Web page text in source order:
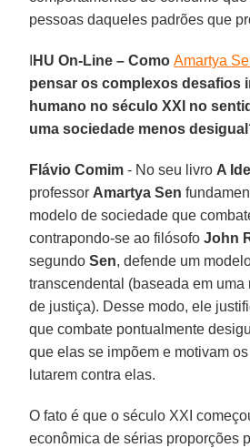
pessoas daqueles padrões que
HU On-Line – ComoAmartya
pensar os complexos desafios
humano no século XXI no
uma sociedade menos
Flávio Comim - No seu livro A
professor Amartya Sen
modelo de sociedade que
contrapondo-se ao filósofoJohn
segundoSen, defende um
transcendental (baseada em
de justiça). Desse modo, ele
que combate pontualmente
que elas se impõem e motivam
lutarem contra elas.
O fato é que o século XXI
econômica de sérias proporções